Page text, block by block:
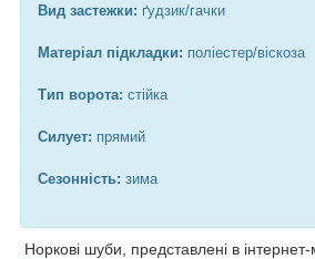
Вид застежки: ґудзик/гачки
Матеріал підкладки: поліестер/віскоза
Тип ворота: стійка
Силует: прямий
Сезонність: зима
Норкові шуби, представлені в інтернет-